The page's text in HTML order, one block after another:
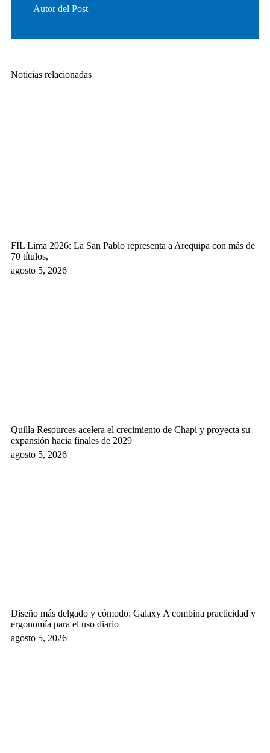
Autor del Post
Noticias relacionadas
FIL Lima 2026: La San Pablo representa a Arequipa con más de
70 títulos,
agosto 5, 2026
Quilla Resources acelera el crecimiento de Chapi y proyecta su
expansión hacia finales de 2029
agosto 5, 2026
Diseño más delgado y cómodo: Galaxy A combina practicidad y
ergonomía para el uso diario
agosto 5, 2026